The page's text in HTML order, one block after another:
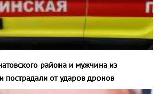
района и мужчина из
пострадали от ударов дронов